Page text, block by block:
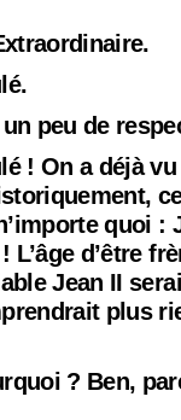
un peu de
! On a déjà
quoi :
! L’âge d’être
Jean II
plus
? Ben,